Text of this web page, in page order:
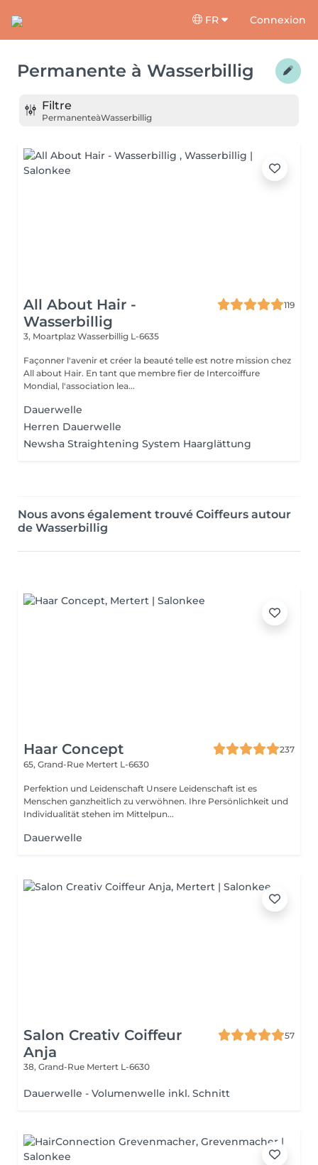
FR Connexion
Permanente à Wasserbillig
Filtre
PermanenteàWasserbillig
All About Hair -
Wasserbillig
119
3, Moartplaz Wasserbillig L-6635
Façonner l'avenir et créer la beauté telle est notre mission chez
All about Hair. En tant que membre fier de Intercoiffure
Mondial, l'association lea...
Dauerwelle
Herren Dauerwelle
Newsha Straightening System Haarglättung
Nous avons également trouvé Coiffeurs autour
de Wasserbillig
Haar Concept
237
65, Grand-Rue Mertert L-6630
Perfektion und Leidenschaft Unsere Leidenschaft ist es
Menschen ganzheitlich zu verwöhnen. Ihre Persönlichkeit und
Individualität stehen im Mittelpun...
Dauerwelle
Salon Creativ Coiffeur
Anja
57
38, Grand-Rue Mertert L-6630
Dauerwelle - Volumenwelle inkl. Schnitt